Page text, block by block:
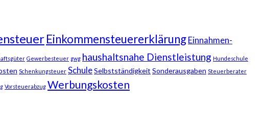
EinkommensteuererklärungEinnahmen-
Gewerbesteuer gwg haushaltsnahe Dienstleistung Hundeschule
Schenkungsteuer SchuleSelbstständigkeit Sonderausgaben Steuerberater
Vorsteuerabzug Werbungskosten